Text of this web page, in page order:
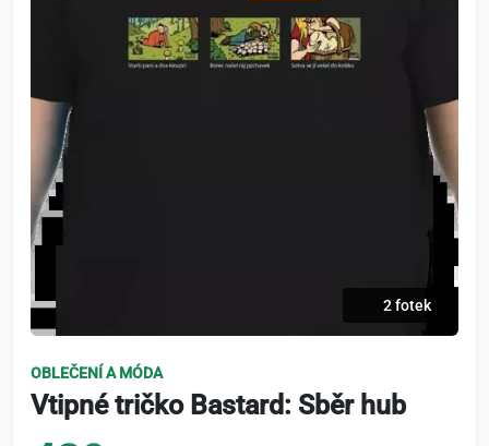
2 fotek
OBLEČENÍ A MÓDA
Vtipné tričko Bastard: Sběr hub